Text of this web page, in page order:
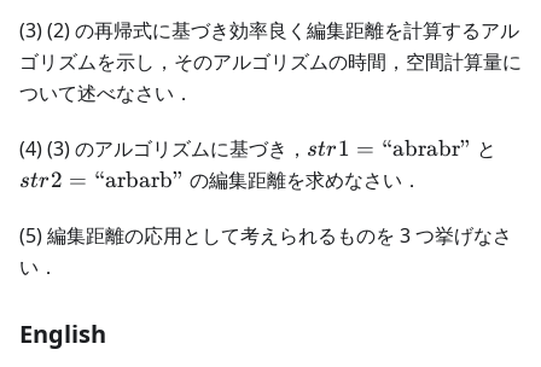
m(i,j-
1),
m(i-
1,j-1)
(3) (2) の再帰式に基づき効率良く編集距離を計算するアル
ゴリズムを示し，そのアルゴリズムの時間，空間計算量に
ついて述べなさい．
(4) (3) のアルゴリズムに基づき， str1=\text{“abrabr”}
str1 = “abrabr” と
str2 = “arbarb” の編集距離を求めなさい．
(5) 編集距離の応用として考えられるものを 3 つ挙げなさ
い．
English